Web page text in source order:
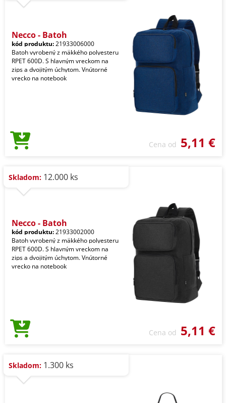
Necco - Batoh
kód produktu:21933006000
Batoh vyrobený z mäkkého polyesteru
RPET 600D. S hlavným vreckom na
zips a dvojitým úchytom. Vnútorné
vrecko na notebook
Cena od 5,11 €
Skladom: 12.000 ks
Necco - Batoh
kód produktu:21933002000
Batoh vyrobený z mäkkého polyesteru
RPET 600D. S hlavným vreckom na
zips a dvojitým úchytom. Vnútorné
vrecko na notebook
Cena od 5,11 €
Skladom: 1.300 ks